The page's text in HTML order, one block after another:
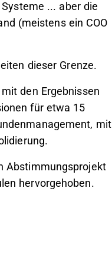
... aber die
(meistens ein COO
dieser Grenze.
den Ergebnissen
für etwa 15
mit
Abstimmungsprojekt
hervorgehoben.